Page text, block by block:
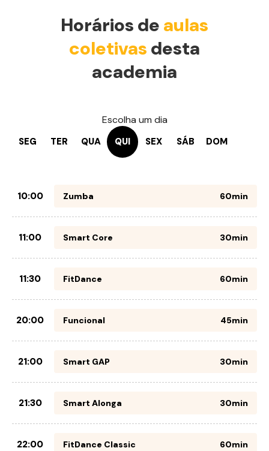
Horários de aulas
coletivas desta
academia
Escolha um dia
SEG TER QUA QUI SEX SÁB DOM
10:00 Zumba 60min
11:00 Smart Core 30min
11:30 FitDance 60min
20:00 Funcional 45min
21:00 Smart GAP 30min
21:30 Smart Alonga 30min
22:00 FitDance Classic 60min